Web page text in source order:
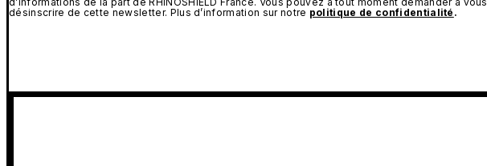
désinscrire de cette newsletter. Plus d’information sur notre politique de confidentialité .